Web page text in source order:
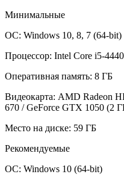
Минимальные
ОС: Windows 10, 8, 7 (64-bit)
Процессор: Intel Core i5-4440
Оперативная память: 8 ГБ
Видеокарта: AMD Radeon
670 / GeForce GTX 1050 (2
Место на диске: 59 ГБ
Рекомендуемые
ОС: Windows 10 (64-bit)